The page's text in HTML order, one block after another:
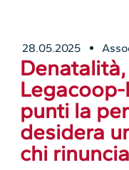
28.05.2025
punti la
desidera
chi